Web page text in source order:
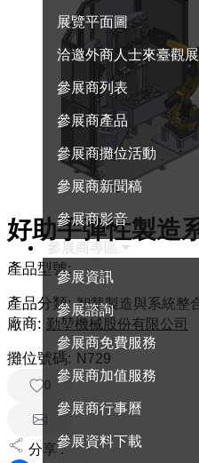
展覽平面圖
洽邀外商人士來臺觀展
參展商列表
參展商產品
參展商攤位活動
參展商新聞稿
參展商影音
參展商專區
參展資訊
參展諮詢
參展商免費服務
參展商加值服務
參展商行事曆
參展資料下載
好助手彈性製造
產品型號:
產品分類:智慧製造與系統整
廠商: 勤堃機械股份有限公司
攤位號碼: N729
0
分享 :